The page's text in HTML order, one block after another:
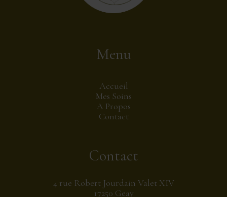
Menu
Accueil
Mes Soins
A Propos
Contact
Contact
4 rue Robert Jourdain Valet XIV
17250 Geay